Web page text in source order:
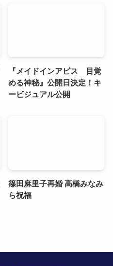
『メイドインアビス 目覚
める神秘』公開日決定！キ
ービジュアル公開
篠田麻里子再婚 高橋みなみ
ら祝福